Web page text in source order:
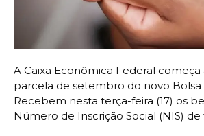
A Caixa Econômica Federal começa
parcela de setembro do novo Bolsa
Recebem nesta terça-feira (17) os
Número de Inscrição Social (NIS) de